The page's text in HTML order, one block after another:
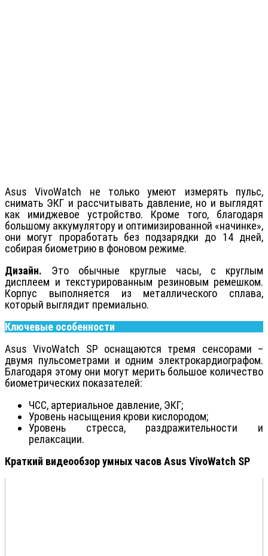
Asus VivoWatch не только умеют измерять пульс,
снимать ЭКГ и рассчитывать давление, но и выглядят
как имиджевое устройство. Кроме того, благодаря
большому аккумулятору и оптимизированной «начинке»,
они могут проработать без подзарядки до 14 дней,
собирая биометрию в фоновом режиме.
Дизайн. Это обычные круглые часы, с круглым
дисплеем и текстурированным резиновым ремешком.
Корпус выполняется из металлического сплава,
который выглядит премиально.
Ключевые особенности
Asus VivoWatch SP оснащаются тремя сенсорами –
двумя пульсометрами и одним электрокардиографом.
Благодаря этому они могут мерить большое количество
биометрических показателей:
ЧСС, артериальное давление, ЭКГ;
Уровень насыщения крови кислородом;
Уровень стресса, раздражительности и
релаксации.
Краткий видеообзор умных часов Asus VivoWatch SP